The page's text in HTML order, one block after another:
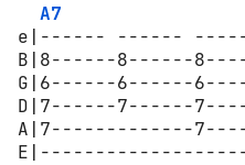
A7
e|------ ------
B|8------8------
G|6------6------
D|7------7------
A|7-------------